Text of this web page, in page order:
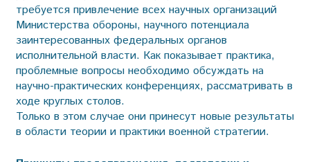
требуется привлечение всех научных организаций
Министерства обороны, научного потенциала
заинтересованных федеральных органов
исполнительной власти. Как показывает практика,
проблемные вопросы необходимо обсуждать на
научно-практических конференциях, рассматривать в
ходе круглых столов.
Только в этом случае они принесут новые результаты
в области теории и практики военной стратегии.